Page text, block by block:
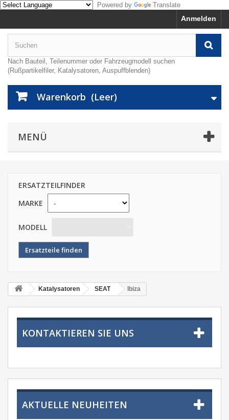
Powered by Translate
Anmelden
Nach Bauteil, Teilenummer oder Fahrzeugmodell suchen
(Rußpartikelfiler, Katalysatoren, Auspuffblenden)
Warenkorb (Leer)
MENÜ
ERSATZTEILFINDER
MARKE
MODELL
Katalysatoren SEAT Ibiza
KONTAKTIEREN SIE UNS
AKTUELLE NEUHEITEN